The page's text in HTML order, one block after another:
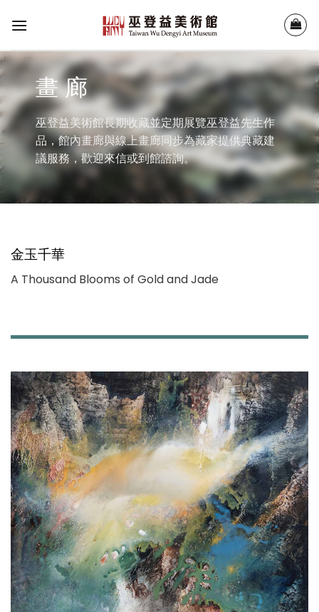
畫 廊
巫登益美術館長期收藏並定期展覽巫登益先生作
品，館內畫廊與線上畫廊同步為藏家提供典藏建
議服務，歡迎來信或到館諮詢。
金玉千華
A Thousand Blooms of Gold and Jade